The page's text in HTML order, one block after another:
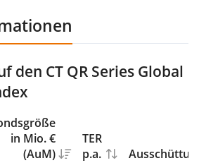
den CT QR Series Global
in Mio. €
(AuM)
TER
p.a.